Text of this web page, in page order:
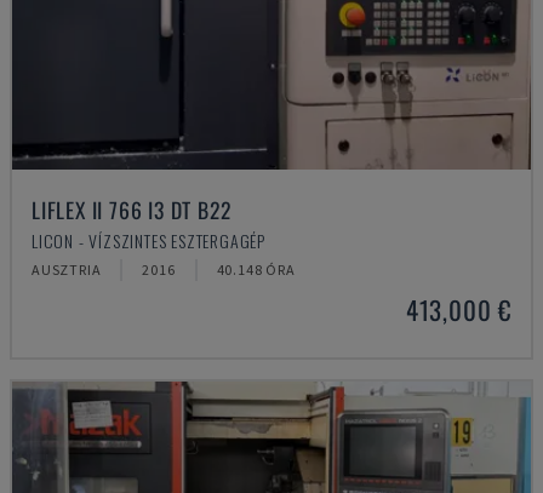
LIFLEX II 766 I3 DT B22
LICON - VÍZSZINTES ESZTERGAGÉP
AUSZTRIA 2016 40.148 ÓRA
413,000 €